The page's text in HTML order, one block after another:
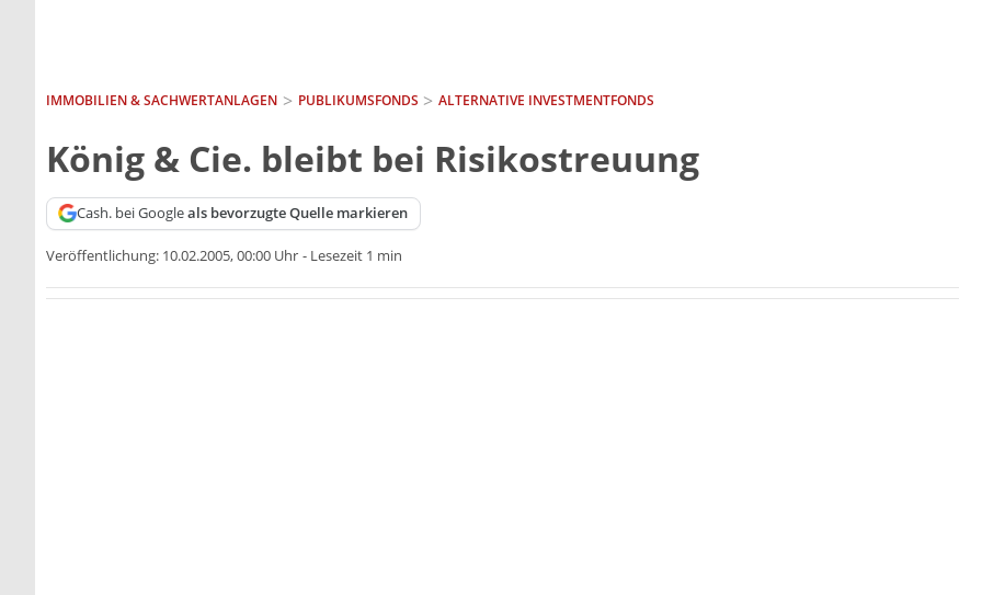
IMMOBILIEN & SACHWERTANLAGEN PUBLIKUMSFONDS ALTERNATIVE INVESTMENTFONDS
König & Cie. bleibt bei Risikostreuung
Cash. bei Googleals bevorzugte Quelle markieren
Veröffentlichung: 10.02.2005, 00:00 Uhr - Lesezeit 1 min